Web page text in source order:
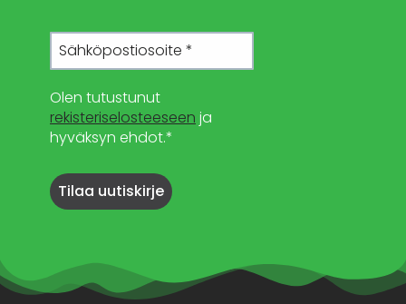
Olen tutustunut
rekisteriselosteeseen ja
hyväksyn ehdot.*